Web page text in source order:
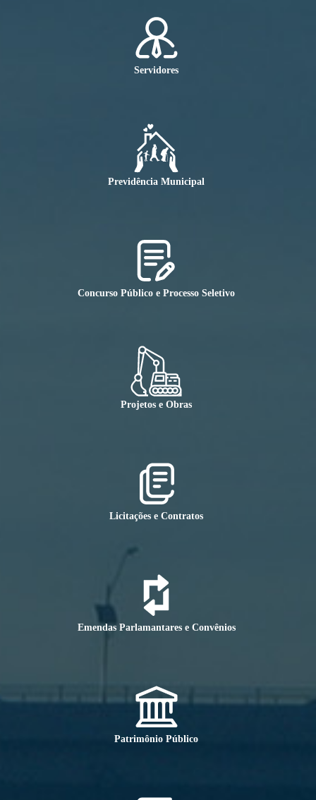
Servidores
Previdência Municipal
Concurso Público e Processo Seletivo
Projetos e Obras
Licitações e Contratos
Emendas Parlamantares e Convênios
Patrimônio Público